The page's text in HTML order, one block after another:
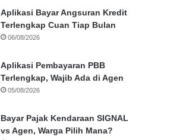
Aplikasi Bayar Angsuran Kredit
Terlengkap Cuan Tiap Bulan
06/08/2026
Aplikasi Pembayaran PBB
Terlengkap, Wajib Ada di Agen
05/08/2026
Bayar Pajak Kendaraan SIGNAL
vs Agen, Warga Pilih Mana?